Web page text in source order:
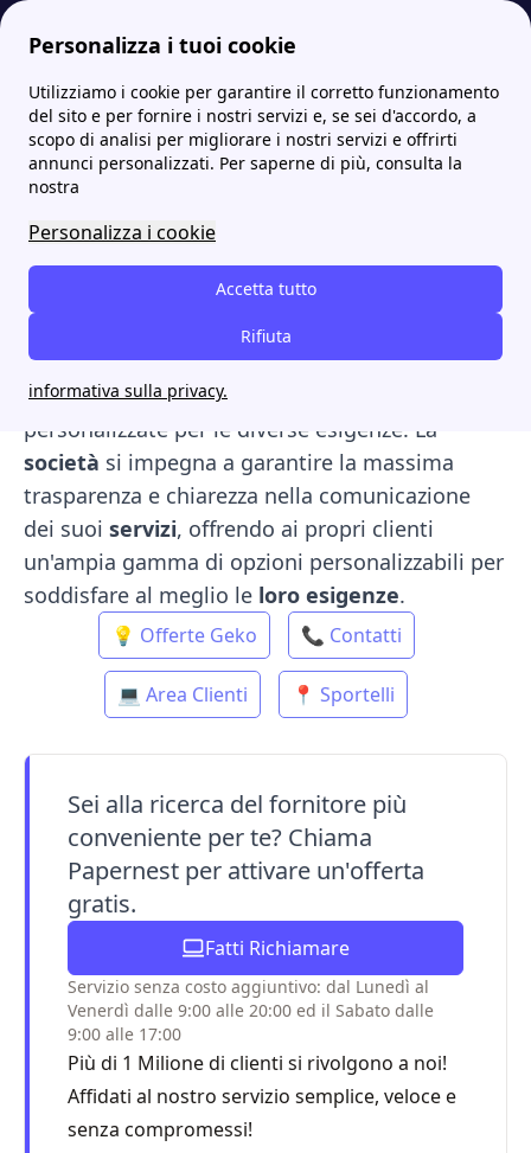
Personalizza i tuoi cookie
Utilizziamo i cookie per garantire il corretto funzionamento
del sito e per fornire i nostri servizi e, se sei d'accordo, a
scopo di analisi per migliorare i nostri servizi e offrirti
annunci personalizzati. Per saperne di più, consulta la
nostra
Personalizza i cookie
Accetta tutto
Rifiuta
informativa sulla privacy.
Papernest.it MoreFornitori Geko SpA: offerte, contatti e sportelli
Geko SpA: offerte, contatti
e sportelli
Gekoè un'azienda (SpA) specializzata nella
elettricitàe gas naturale
definito comelibero
sono rivolte sia ai clienti domestici che alle
imprese, con l'obiettivo di fornire soluzioni
personalizzate per le diverse esigenze. La
società si impegna a garantire la massima
trasparenza e chiarezza nella comunicazione
dei suoi servizi, offrendo ai propri clienti
un'ampia gamma di opzioni personalizzabili per
soddisfare al meglio le loro esigenze.
💡 Offerte Geko 📞 Contatti
💻 Area Clienti 📍 Sportelli
Sei alla ricerca del fornitore più
conveniente per te? Chiama
Papernest per attivare un'offerta
gratis.
Fatti Richiamare
Servizio senza costo aggiuntivo: dal Lunedì al
Venerdì dalle 9:00 alle 20:00 ed il Sabato dalle
9:00 alle 17:00
Più di 1 Milione di clienti si rivolgono a noi!
Affidati al nostro servizio semplice, veloce e
senza compromessi!